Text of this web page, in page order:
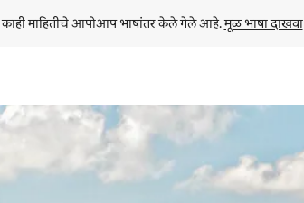
काही माहितीचे आपोआप भाषांतर केले गेले आहे. मूळ भाषा दाखवा